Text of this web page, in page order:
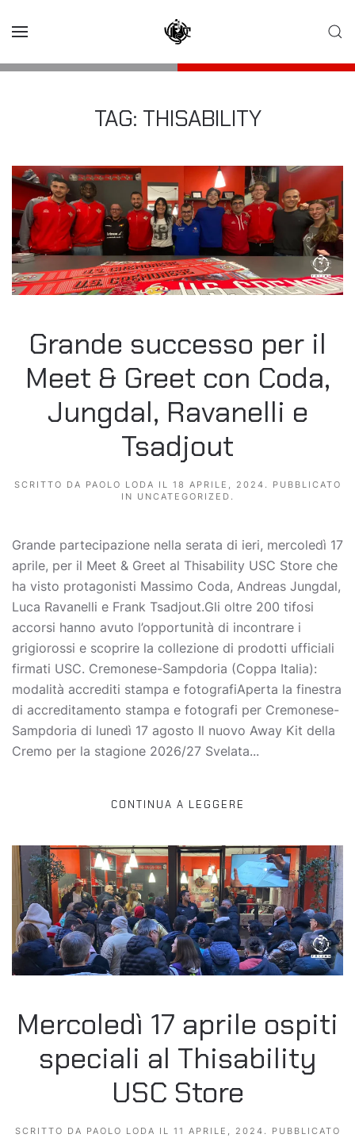
TAG: THISABILITY
Grande successo per il
Meet & Greet con Coda,
Jungdal, Ravanelli e
Tsadjout
SCRITTO DA PAOLO LODA IL 18 APRILE, 2024 . PUBBLICATO
IN UNCATEGORIZED .
Grande partecipazione nella serata di ieri, mercoledì 17
aprile, per il Meet & Greet al Thisability USC Store che
ha visto protagonisti Massimo Coda, Andreas Jungdal,
Luca Ravanelli e Frank Tsadjout.Gli oltre 200 tifosi
accorsi hanno avuto l’opportunità di incontrare i
grigiorossi e scoprire la collezione di prodotti ufficiali
firmati USC. Cremonese-Sampdoria (Coppa Italia):
modalità accrediti stampa e fotografiAperta la finestra
di accreditamento stampa e fotografi per Cremonese-
Sampdoria di lunedì 17 agosto Il nuovo Away Kit della
Cremo per la stagione 2026/27 Svelata...
CONTINUA A LEGGERE
Mercoledì 17 aprile ospiti
speciali al Thisability
USC Store
SCRITTO DA PAOLO LODA IL 11 APRILE, 2024 . PUBBLICATO